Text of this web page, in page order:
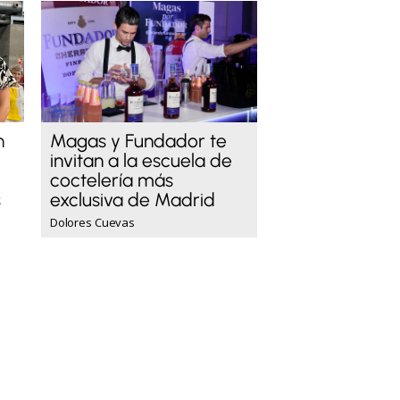
Magas y Fundador te
invitan a la escuela de
coctelería más
exclusiva de Madrid
Dolores Cuevas